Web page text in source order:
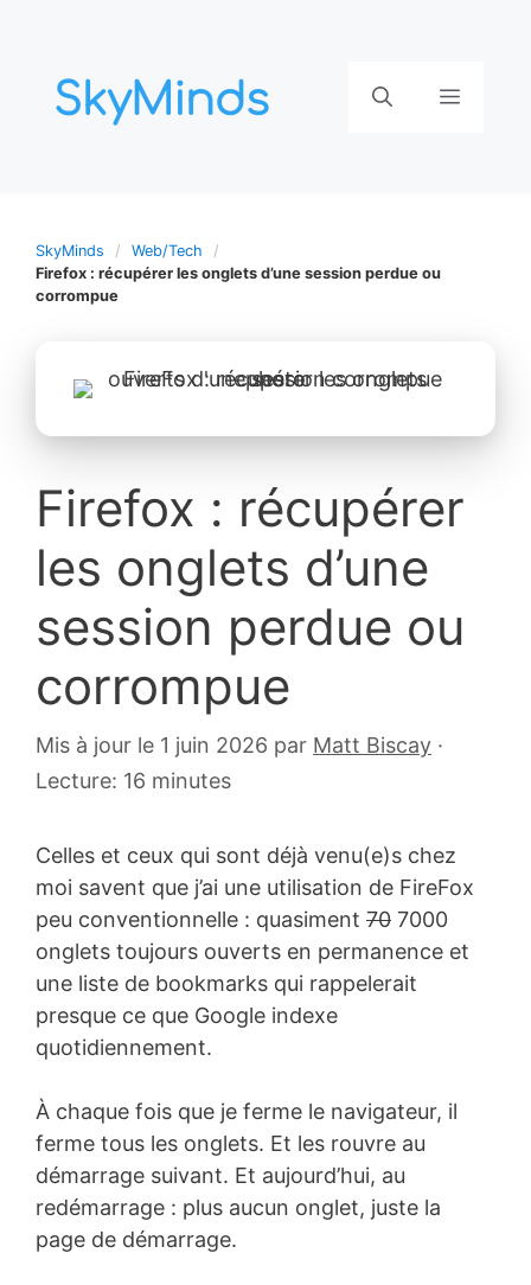
contenu
Menu
SkyMinds
Web/Tech
Firefox : récupérer les onglets d’une session perdue ou
corrompue
Firefox : récupérer
les onglets d’une
session perdue ou
corrompue
Mis à jour le 1 juin 2026 18
par Matt Biscay ·
Lecture: 16 minutes
Celles et ceux qui sont déjà venu(e)s chez
moi savent que j’ai une utilisation de FireFox
peu conventionnelle : quasiment 70 7000
onglets toujours ouverts en permanence et
une liste de bookmarks qui rappelerait
presque ce que Google indexe
quotidiennement.
À chaque fois que je ferme le navigateur, il
ferme tous les onglets. Et les rouvre au
démarrage suivant. Et aujourd’hui, au
redémarrage : plus aucun onglet, juste la
page de démarrage.